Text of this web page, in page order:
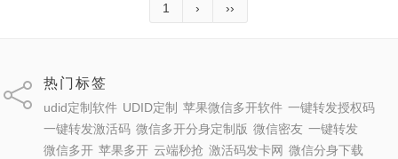
1 › ››
热门标签
udid定制软件 UDID定制 苹果微信多开软件 一键转发授权码
一键转发激活码 微信多开分身定制版 微信密友 一键转发
微信多开 苹果多开 云端秒抢 激活码发卡网 微信分身下载